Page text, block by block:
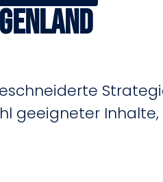
geeigneter